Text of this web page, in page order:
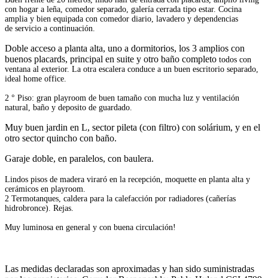
con hogar a leña, comedor separado, galería cerrada tipo estar. Cocina
amplia y bien equipada con comedor diario, lavadero y dependencias
de servicio a continuación.
Doble acceso a planta alta, uno a dormitorios, los 3 amplios con
buenos placards, principal en suite y otro baño completo todos con
ventana al exterior. La otra escalera conduce a un buen escritorio separado,
ideal home office.
2 ° Piso: gran playroom de buen tamaño con mucha luz y ventilación
natural, baño y deposito de guardado.
Muy buen jardin en L, sector pileta (con filtro) con solárium, y en el
otro sector quincho con baño.
Garaje doble, en paralelos, con baulera.
Lindos pisos de madera viraró en la recepción, moquette en planta alta y
cerámicos en playroom.
2 Termotanques, caldera para la calefacción por radiadores (cañerías
hidrobronce). Rejas.
Muy luminosa en general y con buena circulación!
Las medidas declaradas son aproximadas y han sido suministradas